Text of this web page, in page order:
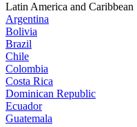
Latin America and Caribbean
Argentina
Bolivia
Brazil
Chile
Colombia
Costa Rica
Dominican Republic
Ecuador
Guatemala